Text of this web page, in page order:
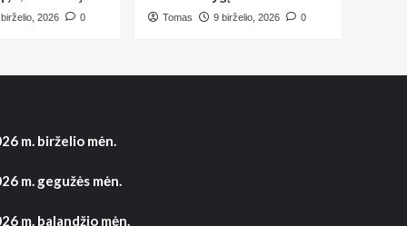
2026 0 Tomas 9 birželio, 2026 0
m. birželio mėn.
m. gegužės mėn.
m. balandžio mėn.